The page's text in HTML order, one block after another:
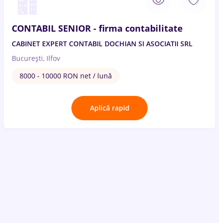
CONTABIL SENIOR - firma contabilitate
CABINET EXPERT CONTABIL DOCHIAN SI ASOCIATII SRL
București, Ilfov
8000 - 10000 RON net / lună
Aplică rapid